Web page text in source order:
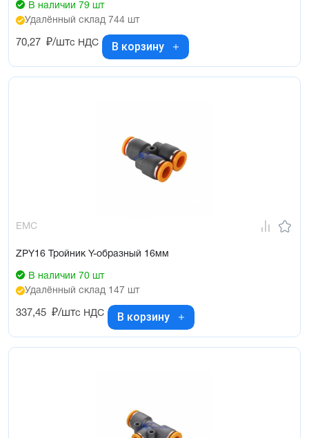
В наличии 79 шт
Удалённый склад 744 шт
70,27 ₽/штс НДС В корзину
EMC
ZPY16 Тройник Y-образный 16мм
В наличии 70 шт
Удалённый склад 147 шт
337,45 ₽/штс НДС В корзину